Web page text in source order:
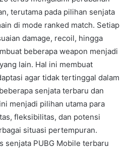
terutama pada pilihan senjata
di mode ranked match. Setiap
damage, recoil, hingga
beberapa weapon menjadi
lain. Hal ini membuat
agar tidak tertinggal dalam
senjata terbaru dan
menjadi pilihan utama para
fleksibilitas, dan potensi
situasi pertempuran.
senjata PUBG Mobile terbaru